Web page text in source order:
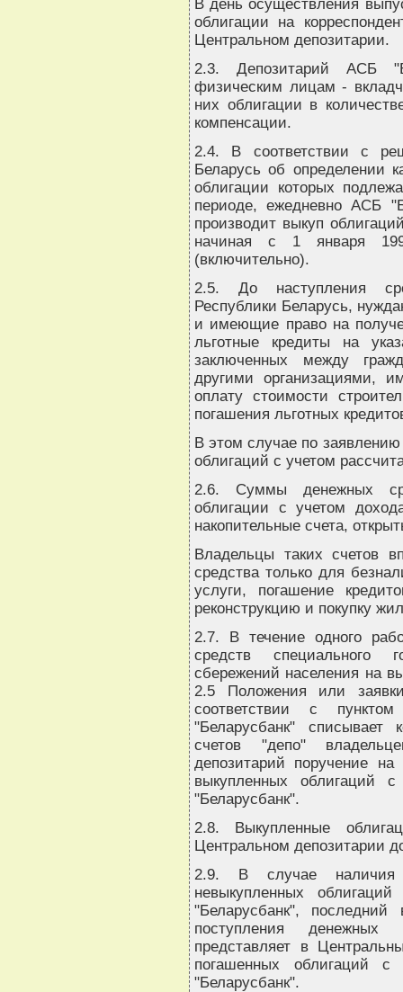
В день осуществления
облигации на
Центральном депозитарии.
2.3. Депозитарий АСБ
физическим лицам -
них облигации в
компенсации.
2.4. В соответствии с
Беларусь об определении
облигации которых
периоде, ежедневно АСБ
производит выкуп
начиная с 1 января
(включительно).
2.5. До наступления
Республики Беларусь,
и имеющие право на
льготные кредиты на
заключенных между
другими организациями,
оплату стоимости
погашения льготных
В этом случае по
облигаций с учетом
2.6. Суммы денежных
облигации с учетом
накопительные счета,
Владельцы таких счетов
средства только для
услуги, погашение
реконструкцию и покупку
2.7. В течение одного
средств специального
сбережений населения на
2.5 Положения или
соответствии с
"Беларусбанк" списывает
счетов "депо"
депозитарий поручение на
выкупленных облигаций
"Беларусбанк".
2.8. Выкупленные
Центральном депозитарии
2.9. В случае наличия
невыкупленных
"Беларусбанк",
поступления
представляет в
погашенных облигаций с
"Беларусбанк".